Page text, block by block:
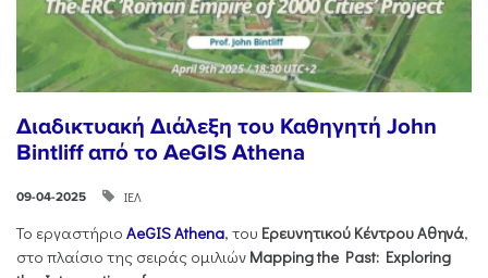
Διαδικτυακή Διάλεξη του Καθηγητή John
Bintliff από το AeGIS Athena
09-04-2025 ΙΕΛ
Το εργαστήριο AeGIS Athena, του Ερευνητικού ΚέντρουΑθηνά,
στο πλαίσιο της σειράς ομιλιών Mapping the Past: Exploring